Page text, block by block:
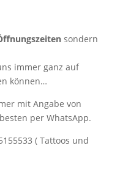
sondern
immer ganz auf
können…
mit Angabe von
per WhatsApp.
( Tattoos und